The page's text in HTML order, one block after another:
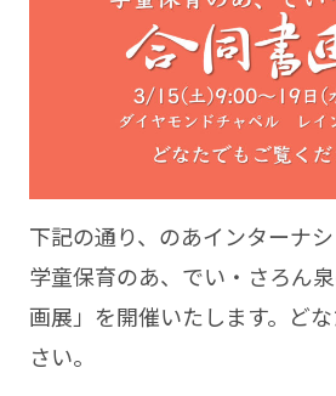
下記の通り、のあインターナシ
学童保育のあ、でい・さろん
画展」を開催いたします。ど
さい。